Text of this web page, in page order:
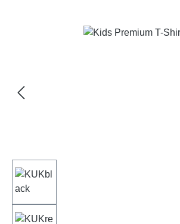
Bildergalerie überspringen